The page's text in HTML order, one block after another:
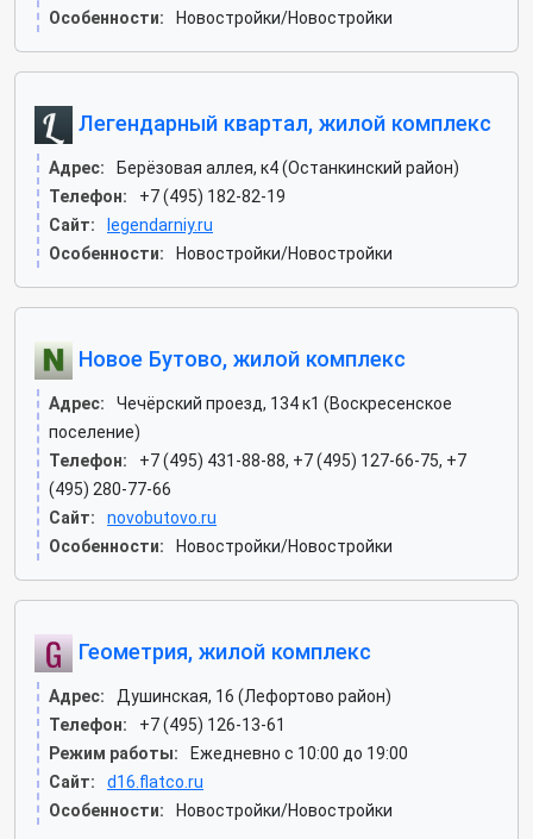
Особенности:
Новостройки/Новостройки
Легендарный квартал, жилой комплекс
Адрес:
Берёзовая аллея, к4 (Останкинский район)
Телефон:
+7 (495) 182-82-19
Сайт:
legendarniy.ru
Особенности:
Новостройки/Новостройки
Новое Бутово, жилой комплекс
Адрес:
Чечёрский проезд, 134 к1 (Воскресенское
поселение)
Телефон:
+7 (495) 431-88-88, +7 (495) 127-66-75, +7
(495) 280-77-66
Сайт:
novobutovo.ru
Особенности:
Новостройки/Новостройки
Геометрия, жилой комплекс
Адрес:
Душинская, 16 (Лефортово район)
Телефон:
+7 (495) 126-13-61
Режим работы:
Ежедневно с 10:00 до 19:00
Сайт:
d16.flatco.ru
Особенности:
Новостройки/Новостройки